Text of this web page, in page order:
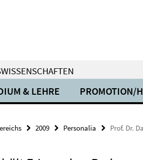
& LEHRE PROMOTION/
2009 Personalia Prof. Dr.